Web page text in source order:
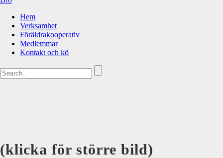
Hem
Verksamhet
Föräldrakooperativ
Medlemmar
Kontakt och kö
(klicka för större bild)